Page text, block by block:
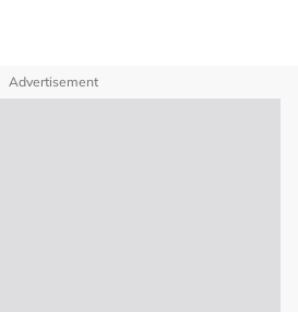
Advertisement